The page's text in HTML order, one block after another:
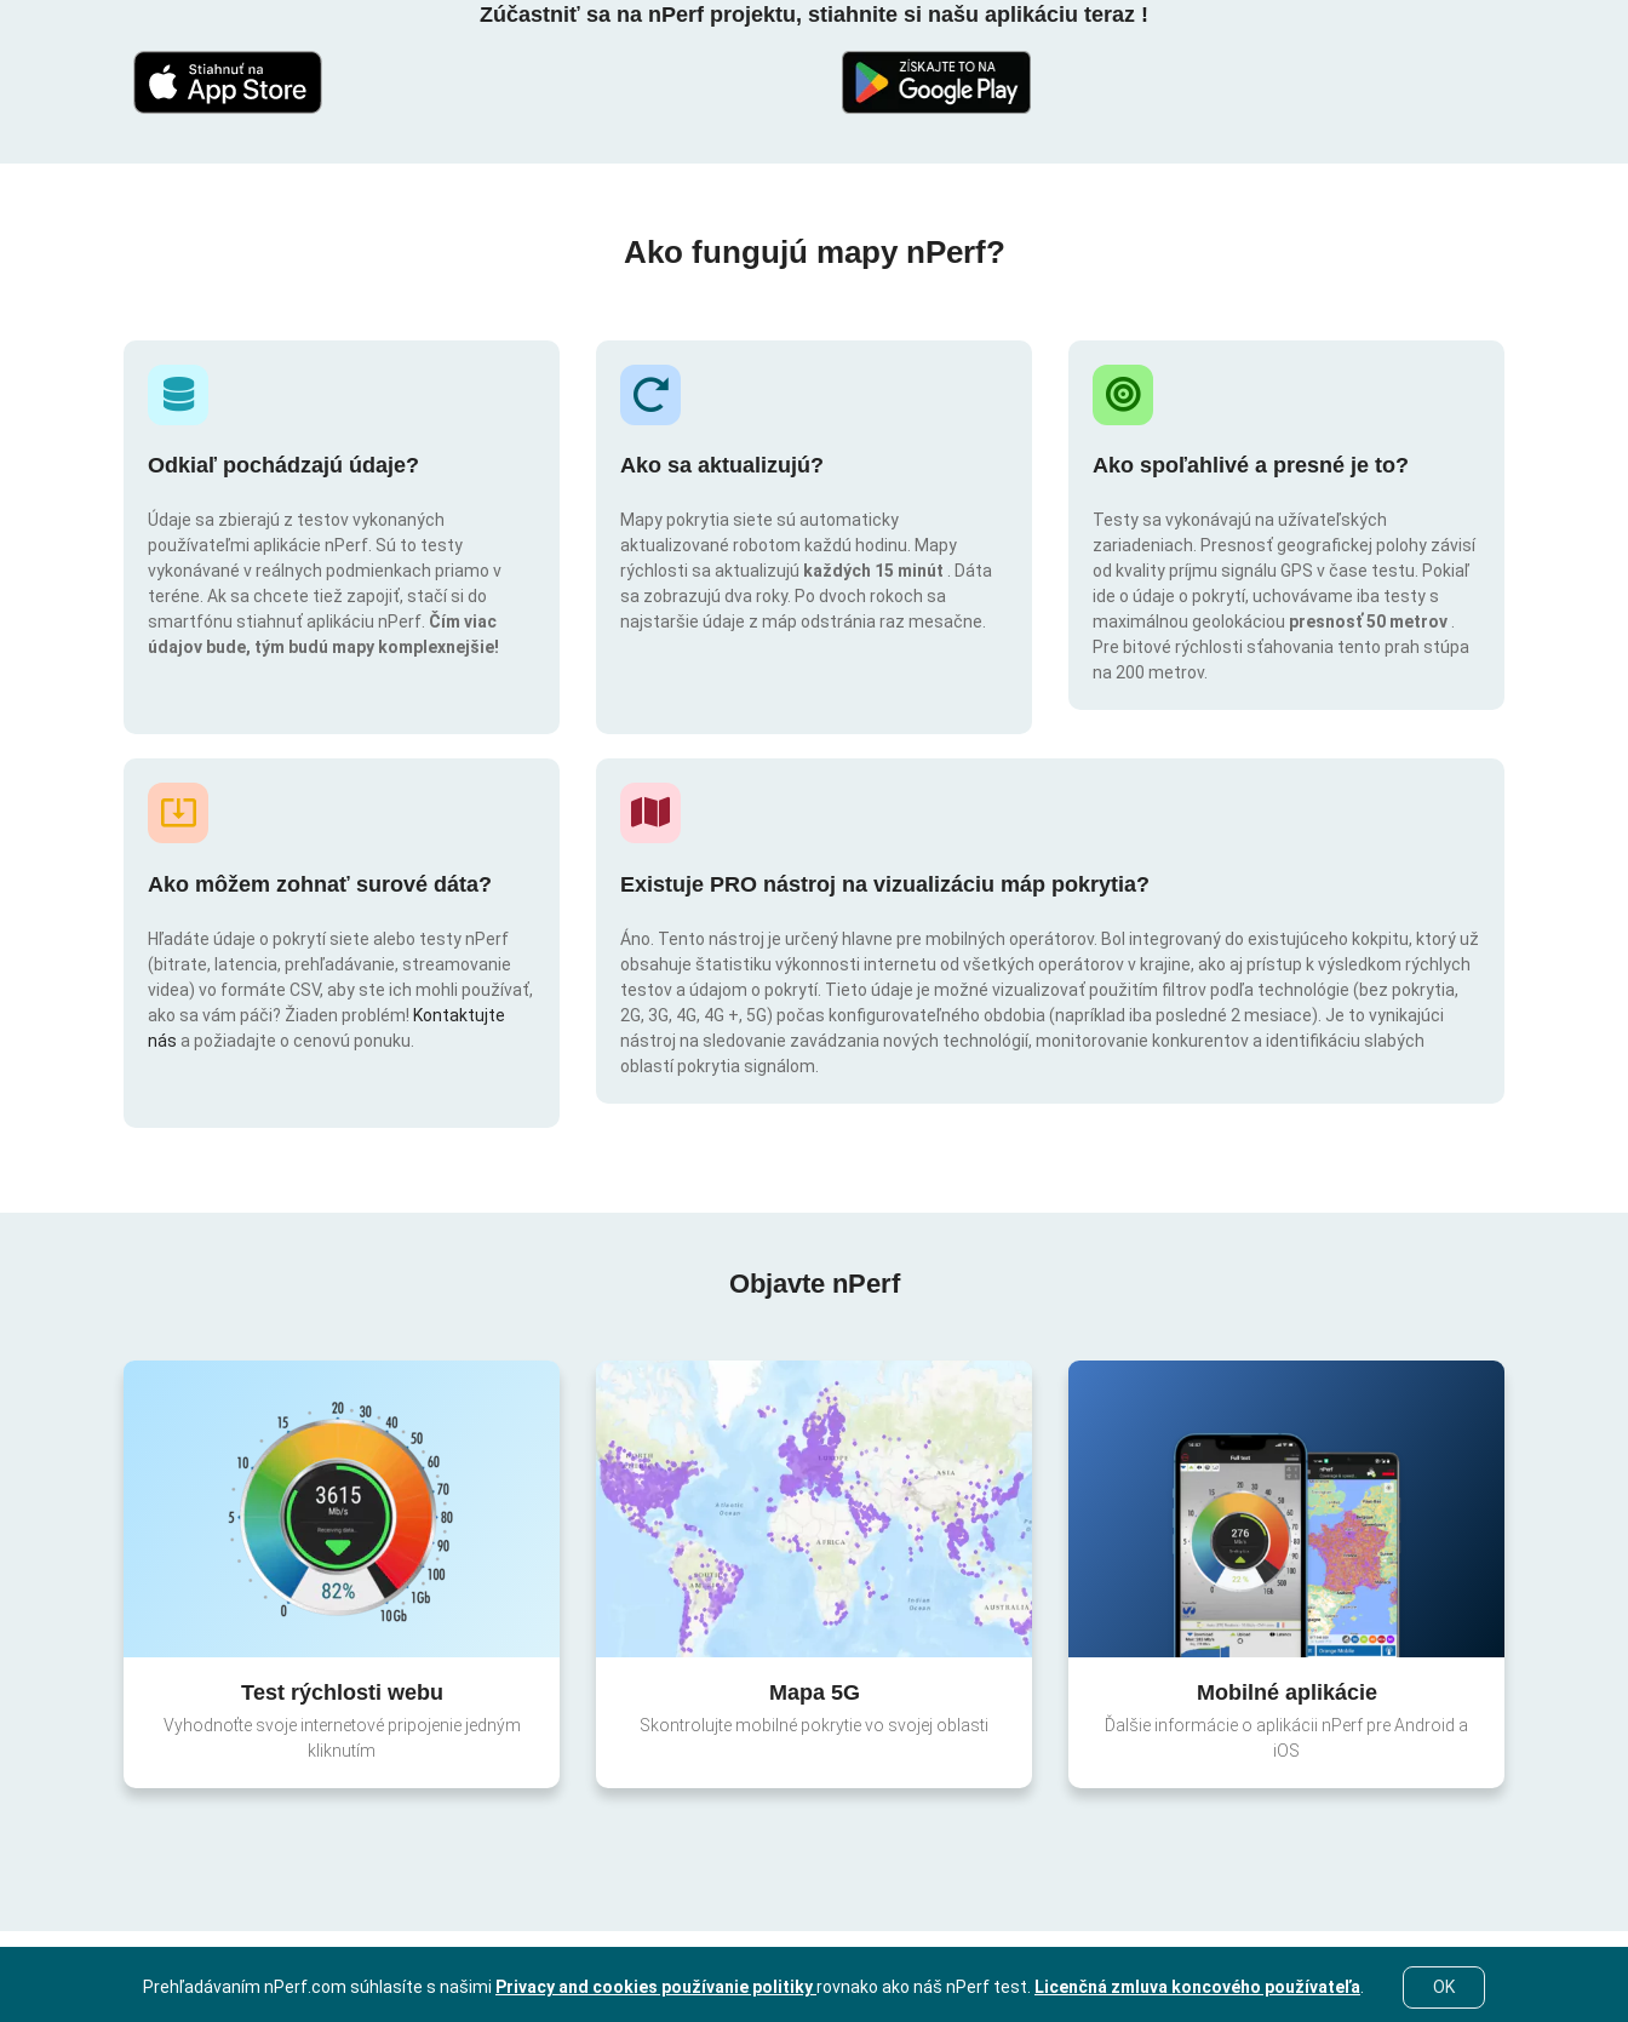
Zúčastniť sa na nPerf projektu, stiahnite si našu aplikáciu teraz !
Ako fungujú mapy nPerf?
Odkiaľ pochádzajú údaje?
Údaje sa zbierajú z testov vykonaných
používateľmi aplikácie nPerf. Sú to testy
vykonávané v reálnych podmienkach priamo v
teréne. Ak sa chcete tiež zapojiť, stačí si do
smartfónu stiahnuť aplikáciu nPerf. Čím viac
údajov bude, tým budú mapy komplexnejšie!
Ako sa aktualizujú?
Mapy pokrytia siete sú automaticky
aktualizované robotom každú hodinu. Mapy
rýchlosti sa aktualizujú každých 15 minút
. Dáta
sa zobrazujú dva roky. Po dvoch rokoch sa
najstaršie údaje z máp odstránia raz mesačne.
Ako spoľahlivé a presné je to?
Testy sa vykonávajú na užívateľských
zariadeniach. Presnosť geografickej polohy závisí
od kvality príjmu signálu GPS v čase testu. Pokiaľ
ide o údaje o pokrytí, uchovávame iba testy s
maximálnou geolokáciou presnosť 50 metrov
Pre bitové rýchlosti sťahovania tento prah stúpa
na 200 metrov.
Ako môžem zohnať surové dáta?
Hľadáte údaje o pokrytí siete alebo testy nPerf
(bitrate, latencia, prehľadávanie, streamovanie
videa) vo formáte CSV, aby ste ich mohli používať,
ako sa vám páči? Žiaden problém! Kontaktujte
nás a požiadajte o cenovú ponuku.
Existuje PRO nástroj na vizualizáciu máp pokrytia?
Áno. Tento nástroj je určený hlavne pre mobilných operátorov. Bol integrovaný do existujúceho kokpitu, ktorý už
obsahuje štatistiku výkonnosti internetu od všetkých operátorov v krajine, ako aj prístup k výsledkom rýchlych
testov a údajom o pokrytí. Tieto údaje je možné vizualizovať použitím filtrov podľa technológie (bez pokrytia,
2G, 3G, 4G, 4G +, 5G) počas konfigurovateľného obdobia (napríklad iba posledné 2 mesiace). Je to vynikajúci
nástroj na sledovanie zavádzania nových technológií, monitorovanie konkurentov a identifikáciu slabých
oblastí pokrytia signálom.
Objavte nPerf
Test rýchlosti webu
Vyhodnoťte svoje internetové pripojenie jedným
kliknutím
Mapa 5G
Skontrolujte mobilné pokrytie vo svojej oblasti
Mobilné aplikácie
Ďalšie informácie o aplikácii nPerf pre Android a
iOS
Prehľadávaním nPerf.com súhlasíte s našimi Privacy and cookies používanie politikyrovnako ako náš nPerf test. Licenčná zmluva koncového používateľa OK